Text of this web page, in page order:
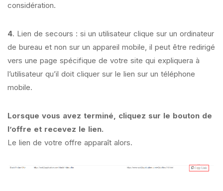
considération.
4. Lien de secours : si un utilisateur clique sur un ordinateur
de bureau et non sur un appareil mobile, il peut être redirigé
vers une page spécifique de votre site qui expliquera à
l’utilisateur qu’il doit cliquer sur le lien sur un téléphone
mobile.
Lorsque vous avez terminé, cliquez sur le bouton de
l’offre et recevez le lien.
Le lien de votre offre apparaît alors.